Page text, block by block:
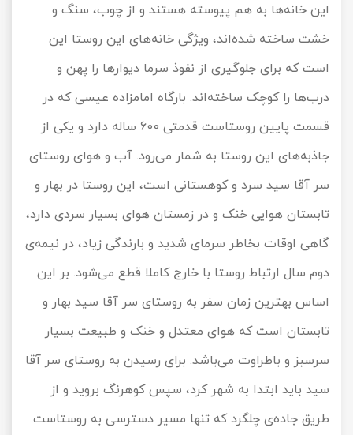
این خانه‌ها به هم پیوسته هستند و از چوب، سنگ و
خشت ساخته شده‌اند، ویژگی خانه‌های این روستا این
است که برای جلوگیری از نفوذ سرما دیوارها را پهن و
درب‌ها را کوچک ساخته‌اند. بارگاه امامزاده عیسی که در
قسمت پایین روستاست قدمتی 600 ساله دارد و یکی از
جاذبه‌های این روستا به شمار می‌رود. آب و هوای روستای
سر آقا سید سرد و کوهستانی است، این روستا در بهار و
تابستان هوایی خنک و در زمستان هوای بسیار سردی دارد،
گاهی اوقات بخاطر سرمای شدید و بارندگی زیاد، در نیمه‌ی
دوم سال ارتباط روستا با خارج کاملا قطع می‌شود. بر این
اساس بهترین زمان سفر به روستای سر آقا سید بهار و
تابستان است که هوای معتدل و خنک و طبیعت بسیار
سرسبز و باطراوت می‌باشد. برای رسیدن به روستای سر آقا
سید باید ابتدا به شهر کرد، سپس کوهرنگ بروید و از
طریق جاده‌ی چلگرد که تنها مسیر دسترسی به روستاست